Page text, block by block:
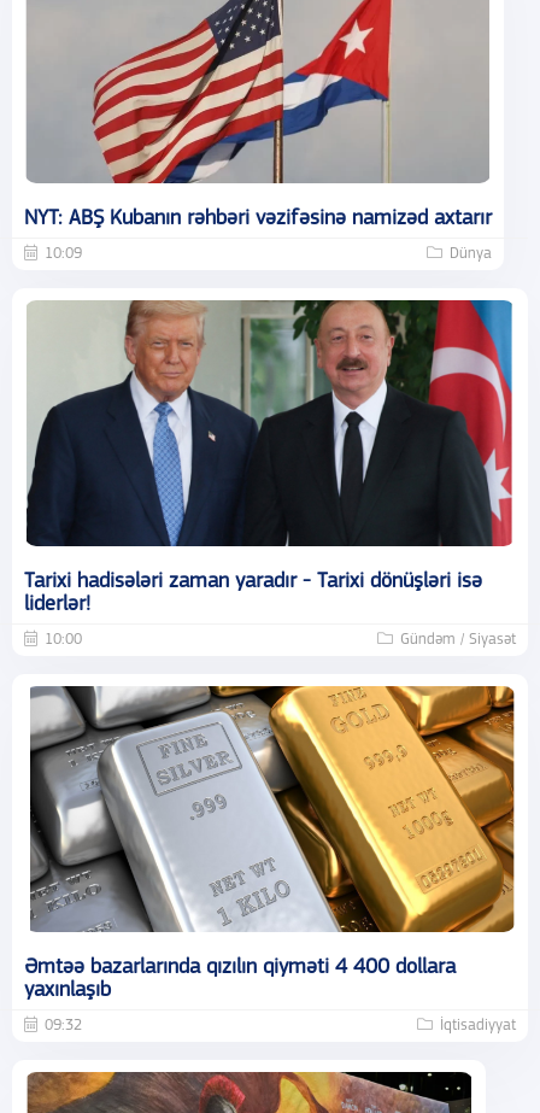
NYT: ABŞ Kubanın rəhbəri vəzifəsinə namizəd axtarır
10:09 Dünya
Tarixi hadisələri zaman yaradır - Tarixi dönüşləri isə
liderlər!
10:00 Gündəm / Siyasət
Əmtəə bazarlarında qızılın qiyməti 4 400 dollara
yaxınlaşıb
09:32 İqtisadiyyat